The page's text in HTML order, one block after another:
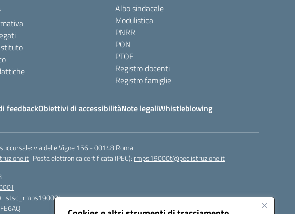
Albo sindacale
Modulistica
PNRR
PON
PTOF
Registro docenti
Registro famiglie
feedbackObiettivi di accessibilitàNote legaliWhistleblowing
via delle Vigne 156 - 00148 Roma
Posta elettronica certificata (PEC): rmps19000t@pec.istruzione.it
istsc_rmps19000t